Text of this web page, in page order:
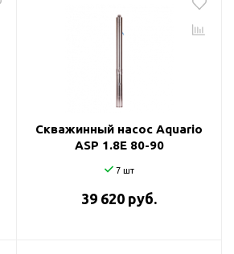
Скважинный насос Aquario
ASP 1.8E 80-90
7 шт
39 620 руб.